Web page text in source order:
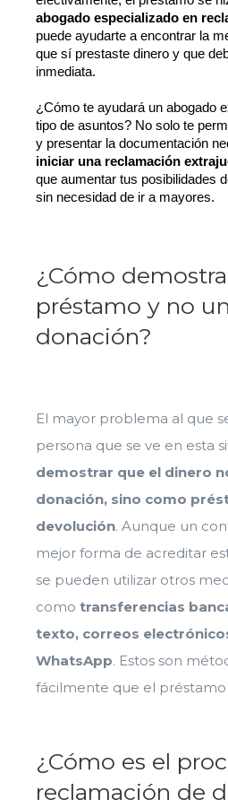
abogado especializado en
puede ayudarte a encontrar la
que sí prestaste dinero y que
inmediata.
¿Cómo te ayudará un abogado
tipo de asuntos? No solo te
iniciar una reclamación
que aumentar tus posibilidades
sin necesidad de ir a mayores.
¿Cómo
préstamo y no
donación?
El mayor problema al que
persona que se ve en esta
demostrar que el dinero
donación, sino como
devolución. Aunque un
mejor forma de acreditar
se pueden utilizar otros
como transferencias
texto, correos
WhatsApp. Estos son
fácilmente que el préstamo
¿Cómo es el
reclamación de